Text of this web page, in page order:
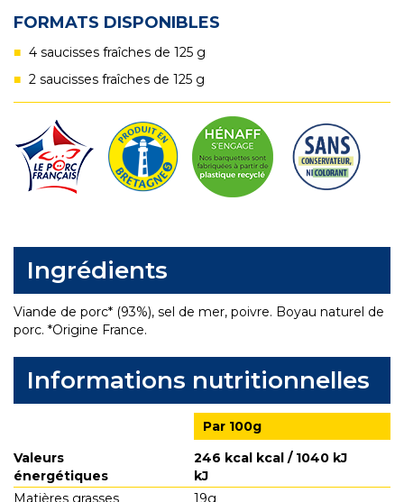
FORMATS DISPONIBLES
4 saucisses fraîches de 125 g
2 saucisses fraîches de 125 g
Ingrédients
Viande de porc* (93%), sel de mer, poivre. Boyau naturel de
porc. *Origine France.
Informations nutritionnelles
Par 100g
Valeurs
énergétiques
246 kcal kcal / 1040 kJ
kJ
Matières grasses
19g